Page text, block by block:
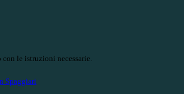
le istruzioni necessarie.
Spaggiari